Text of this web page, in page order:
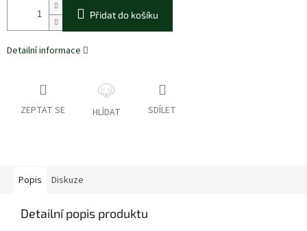
Přidat do košíku
Detailní informace
ZEPTAT SE HLÍDAT SDÍLET
Popis Diskuze
Detailní popis produktu